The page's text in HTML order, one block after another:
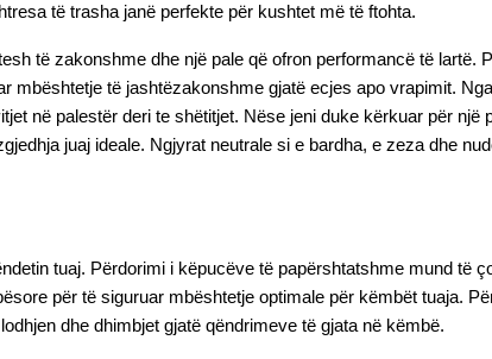
të trasha janë perfekte për kushtet më të ftohta.
të zakonshme dhe një pale që ofron performancë të lartë.
të jashtëzakonshme gjatë ecjes apo vrapimit.
në palestër deri te shëtitjet. Nëse jeni duke kërkuar për një
juaj ideale. Ngjyrat neutrale si e bardha, e zeza dhe
tuaj. Përdorimi i këpucëve të papërshtatshme mund të
për të siguruar mbështetje optimale për këmbët tuaja.
dhe dhimbjet gjatë qëndrimeve të gjata në këmbë.